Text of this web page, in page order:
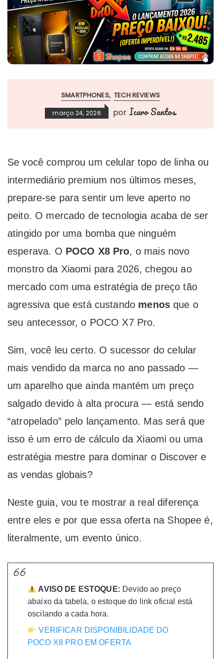
SMARTPHONES TECH REVIEWS
março 24, 2026 por Icaro Santos
Se você comprou um celular topo de linha ou
intermediário premium nos últimos meses,
prepare-se para sentir um leve aperto no
peito. O mercado de tecnologia acaba de ser
atingido por uma bomba que ninguém
esperava. O POCO X8 Pro, o mais novo
monstro da Xiaomi para 2026, chegou ao
mercado com uma estratégia de preço tão
agressiva que está custando menosque o
seu antecessor, o POCO X7 Pro.
Sim, você leu certo. O sucessor do celular
mais vendido da marca no ano passado —
um aparelho que ainda mantém um preço
salgado devido à alta procura — está sendo
“atropelado” pelo lançamento. Mas será que
isso é um erro de cálculo da Xiaomi ou uma
estratégia mestre para dominar o Discover e
as vendas globais?
Neste guia, vou te mostrar a real diferença
entre eles e por que essa oferta na Shopee é,
literalmente, um evento único.
AVISO DE ESTOQUE: Devido ao preço
abaixo da tabela, o estoque do link oficial está
oscilando a cada hora.
VERIFICAR DISPONIBILIDADE DO
POCO X8 PRO EM OFERTA